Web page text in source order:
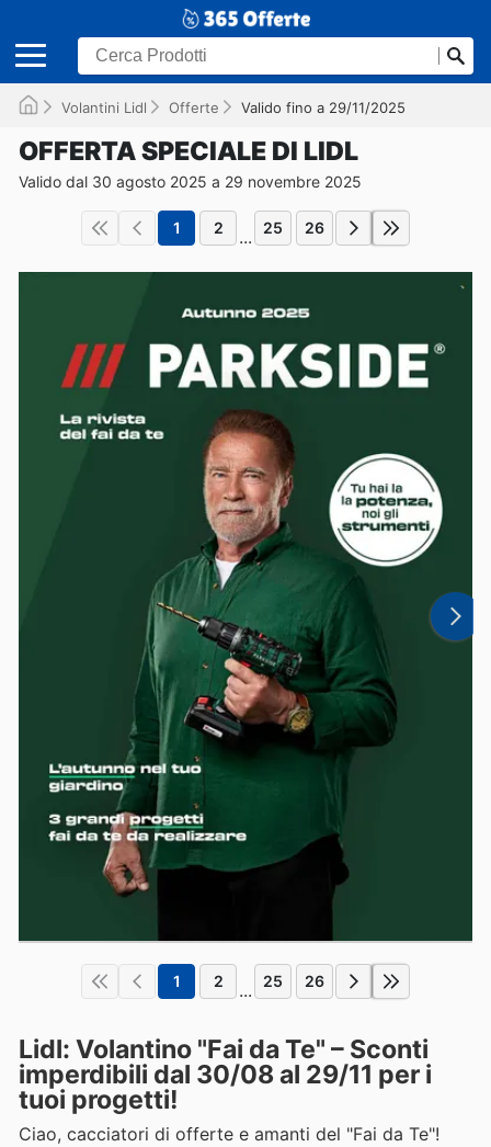
Volantini Lidl Offerte Valido fino a 29/11/2025
OFFERTA SPECIALE DI LIDL
Valido dal 30 agosto 2025 a 29 novembre 2025
1 2 ... 25 26
1 2 ... 25 26
Lidl: Volantino "Fai da Te" – Sconti
imperdibili dal 30/08 al 29/11 per i
tuoi progetti!
Ciao, cacciatori di offerte e amanti del "Fai da Te"!